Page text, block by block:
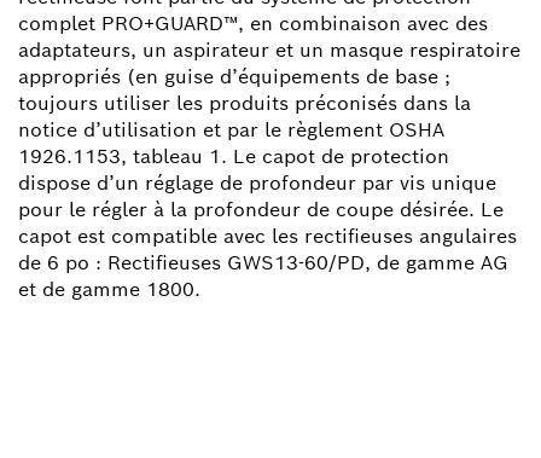
complet PRO+GUARD™, en combinaison avec des
adaptateurs, un aspirateur et un masque respiratoire
appropriés (en guise d’équipements de base ;
toujours utiliser les produits préconisés dans la
notice d’utilisation et par le règlement OSHA
1926.1153, tableau 1. Le capot de protection
dispose d’un réglage de profondeur par vis unique
pour le régler à la profondeur de coupe désirée. Le
capot est compatible avec les rectifieuses angulaires
de 6 po : Rectifieuses GWS13-60/PD, de gamme AG
et de gamme 1800.